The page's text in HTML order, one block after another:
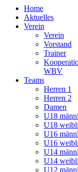
Home
Aktuelles
Verein
Verein
Vorstand
Trainer
WBV
Teams
Herren 1
Herren 2
Damen
U18
U18
U16
U16
U14
U14
U12